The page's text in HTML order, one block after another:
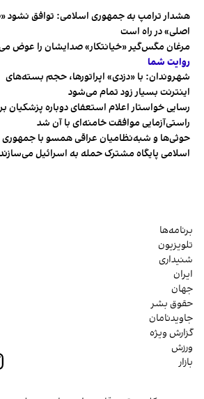
هشدار ترامپ به جمهوری اسلامی: توافق نشود
اصلی» در راه است
مرغان مگس‌گیر «خیانتکار» صدایشان را عوض
روایت شما
شهروندان:‌ با «دزدی» اپراتورها، حجم بسته‌های
اینترنت بسیار زود تمام می‌شود
رسایی خواستار اعلام استعفای دوباره پزشکیان
راستی‌آزمایی موافقت خامنه‌ای با آن شد
حوثی‌ها و شبه‌نظامیان عراقی همسو با جمهوری
اسلامی پایگاه مشترک حمله به اسرائیل می‌سازند
برنامه‌ها
تلویزیون
شنیداری
ایران
جهان
حقوق بشر
جاویدنامان
گزارش ویژه
ورزش
بازار